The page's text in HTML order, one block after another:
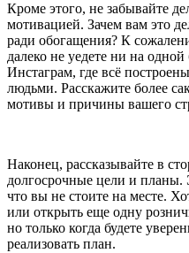
Кроме этого, не забывайте
мотивацией. Зачем вам это
ради обогащения? К
далеко не уедете ни на
Инстаграм, где всё
людьми. Расскажите более
мотивы и причины вашего
Наконец, рассказывайте в
долгосрочные цели и планы.
что вы не стоите на месте.
или открыть еще одну
но только когда будете
реализовать план.